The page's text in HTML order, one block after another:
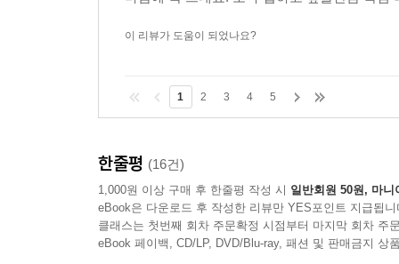
이 리뷰가 도움이 되었나요?
1 2 3 4 5
한줄평 (16건)
1,000원 이상 구매 후 한줄평 작성 시 일반회원 50원, 마니
eBook은 다운로드 후 작성한 리뷰만 YES포인트 지급됩니
클래스는 첫번째 회차 주문확정 시점부터 마지막 회차 주
eBook 페이백, CD/LP, DVD/Blu-ray, 패션 및 판매금지 상